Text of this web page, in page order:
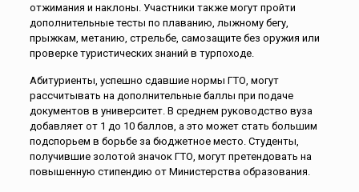
отжимания и наклоны. Участники также могут пройти
дополнительные тесты по плаванию, лыжному бегу,
прыжкам, метанию, стрельбе, самозащите без оружия или
проверке туристических знаний в турпоходе.
Абитуриенты, успешно сдавшие нормы ГТО, могут
рассчитывать на дополнительные баллы при подаче
документов в университет. В среднем руководство вуза
добавляет от 1 до 10 баллов, а это может стать большим
подспорьем в борьбе за бюджетное место. Студенты,
получившие золотой значок ГТО, могут претендовать на
повышенную стипендию от Министерства образования.